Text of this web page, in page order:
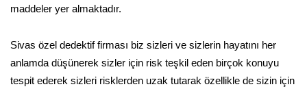
maddeler yer almaktadır.
Sivas özel dedektif firması biz sizleri ve sizlerin hayatını her
anlamda düşünerek sizler için risk teşkil eden birçok konuyu
tespit ederek sizleri risklerden uzak tutarak özellikle de sizin için